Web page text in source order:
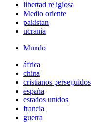
libertad religiosa
Medio oriente
pakistan
ucrania
Mundo
áfrica
china
cristianos perseguidos
españa
estados unidos
francia
guerra